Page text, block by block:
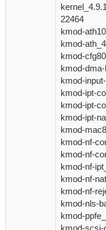
22464
kmod-
kmod-
kmod-
kmod-dma-
kmod-
kmod-ipt-
kmod-ipt-
kmod-ipt-
kmod-
kmod-nf-
kmod-nf-
kmod-nf-
kmod-nf-
kmod-nf-
kmod-nls-
kmod-
kmod-scsi-